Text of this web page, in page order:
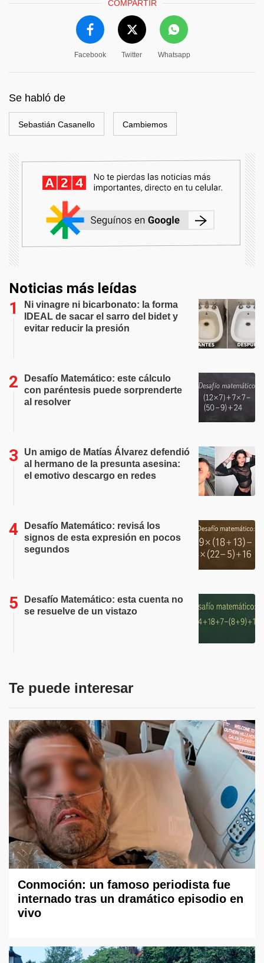
COMPARTIR
Facebook Twitter Whatsapp
Se habló de
Sebastián Casanello Cambiemos
Noticias más leídas
Ni vinagre ni bicarbonato: la forma
IDEAL de sacar el sarro del bidet y
evitar reducir la presión
Desafío Matemático: este cálculo
con paréntesis puede sorprenderte
al resolver
Un amigo de Matías Álvarez defendió
al hermano de la presunta asesina:
el emotivo descargo en redes
Desafío Matemático: revisá los
signos de esta expresión en pocos
segundos
Desafío Matemático: esta cuenta no
se resuelve de un vistazo
Te puede interesar
Conmoción: un famoso periodista fue
internado tras un dramático episodio en
vivo